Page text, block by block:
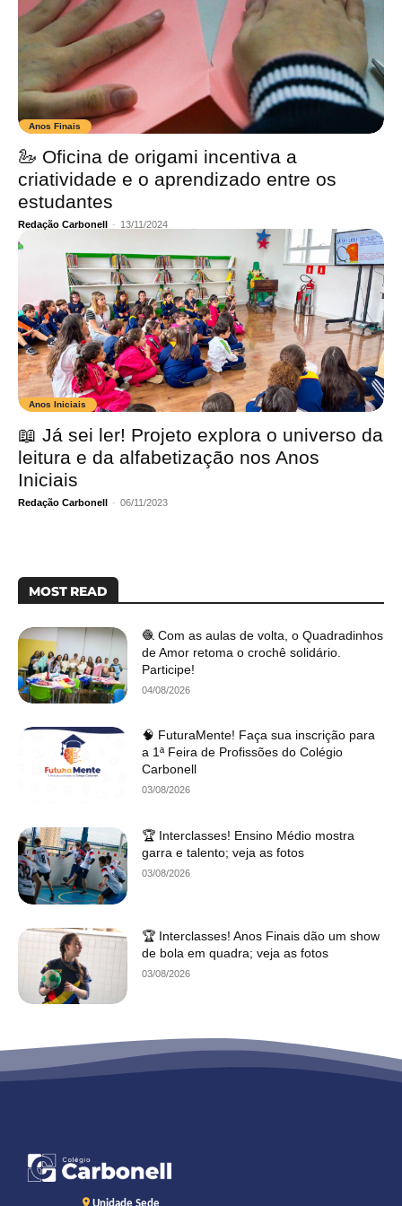
Anos Finais
🦢 Oficina de origami incentiva a
criatividade e o aprendizado entre os
estudantes
Redação Carbonell - 13/11/2024
Anos Iniciais
📖 Já sei ler! Projeto explora o universo da
leitura e da alfabetização nos Anos
Iniciais
Redação Carbonell - 06/11/2023
MOST READ
🧶 Com as aulas de volta, o Quadradinhos
de Amor retoma o crochê solidário.
Participe!
04/08/2026
🧠 FuturaMente! Faça sua inscrição para
a 1ª Feira de Profissões do Colégio
Carbonell
03/08/2026
🏆 Interclasses! Ensino Médio mostra
garra e talento; veja as fotos
03/08/2026
🏆 Interclasses! Anos Finais dão um show
de bola em quadra; veja as fotos
03/08/2026